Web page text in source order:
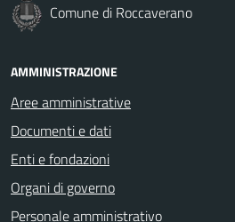
Comune di Roccaverano
AMMINISTRAZIONE
Aree amministrative
Documenti e dati
Enti e fondazioni
Organi di governo
Personale amministrativo